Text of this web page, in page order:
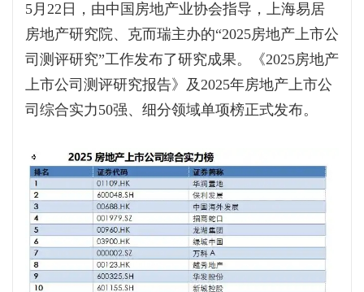
5月22日，由中国房地产业协会指导，上海易居
房地产研究院、克而瑞主办的“2025房地产上市公
司测评研究”工作发布了研究成果。《2025房地产
上市公司测评研究报告》及2025年房地产上市公
司综合实力50强、细分领域单项榜正式发布。